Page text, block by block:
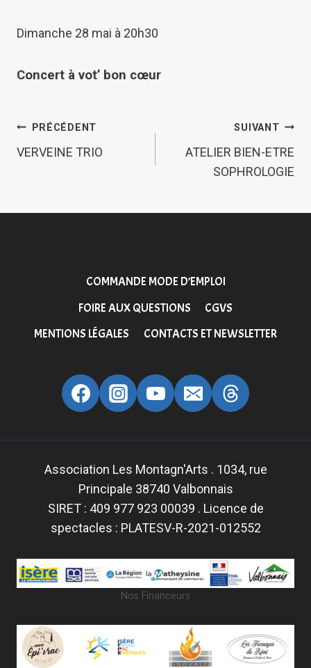
Dimanche 28 mai à 20h30
Concert à vot’ bon cœur
NAVIGATION
DE
PRÉCÉDENT
VERVEINE TRIO
SUIVANT
ATELIER BIEN-ETRE
SOPHROLOGIE
COMMANDE MODE D’EMPLOI
FOIRE AUX QUESTIONS
CGVS
MENTIONS LÉGALES
CONTACTS ET NEWSLETTER
Association Les Montagn'Arts . 1034, rue
Principale 38740 Valbonnais
SIRET : 409 977 923 00039 . Licence de
spectacles : PLATESV-R-2021-012552
Nos Financeurs